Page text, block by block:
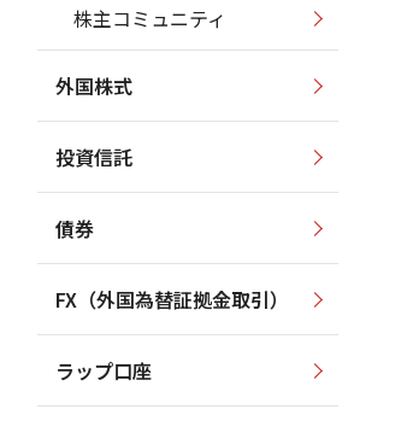
株主コミュニティ
外国株式
投資信託
債券
FX（外国為替証拠金取引）
ラップ口座